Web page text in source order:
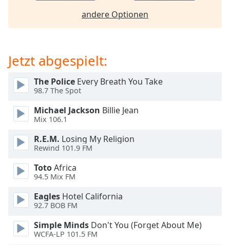
Audio
Picture-
in-
Fullscreen
This
window.
Beginning
window.
Escape
cancel
andere Optionen
Jetzt abgespielt:
The Police Every Breath You Take
98.7 The Spot
Michael Jackson Billie Jean
Mix 106.1
R.E.M. Losing My Religion
Rewind 101.9 FM
TotoAfrica
94.5 Mix FM
Eagles Hotel California
92.7 BOB FM
Simple Minds Don't You (Forget About Me)
WCFA-LP 101.5 FM